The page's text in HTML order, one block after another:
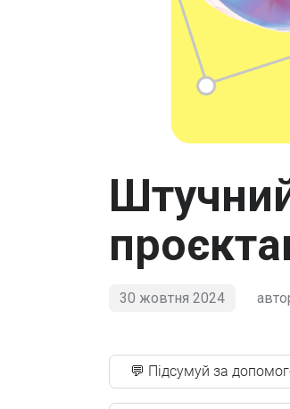
30 жовтня 2024
💬 Підсумуй за